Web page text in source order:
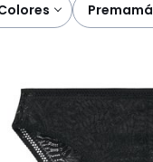
colores premamá